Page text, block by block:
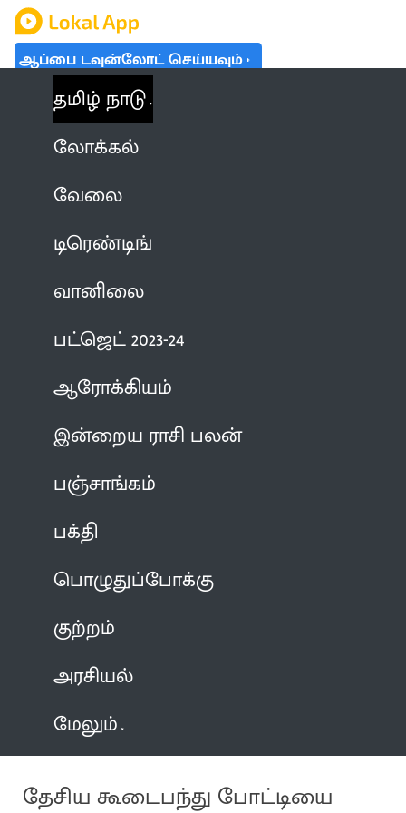
ஆப்பை டவுன்லோட் செய்யவும்
தமிழ் நாடு
லோக்கல்
வேலை
டிரெண்டிங்
வானிலை
பட்ஜெட் 2023-24
ஆரோக்கியம்
இன்றைய ராசி பலன்
பஞ்சாங்கம்
பக்தி
பொழுதுப்போக்கு
குற்றம்
அரசியல்
மேலும்
தேசிய கூடைபந்து போட்டியை